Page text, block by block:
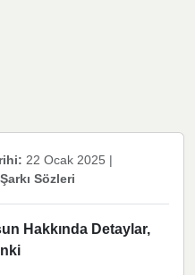
22 Ocak 2025 |
Sözleri
Hakkında Detaylar,